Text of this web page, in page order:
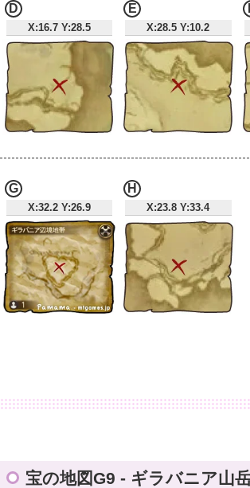
X:16.7 Y:28.5
D
X:28.5 Y:10.2
E
X:32.2 Y:26.9
G
X:23.8 Y:33.4
H
宝の地図G9 - ギラバニア山